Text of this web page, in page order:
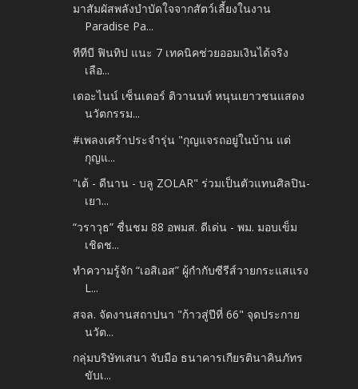
มาสัมผัสพลังบำบัดใจจากสัตว์เลี้ยงในงาน
Paradise Pa...
ทีทีบี ฟินทิป แนะ 7 เทคนิคช่วยออมเงินได้จริง
เลือ...
เดอะไนน์ เซ็นเตอร์ ติวานนท์ หนุนเยาวชนแสดง
นวัตกรรม...
#เพลงเศร้าประจำรุ่น "กุญแจรถอยู่ในบ้าน แต่
กุญแ...
"เต้ - ดีนาน - บลู ZOLAR" ร่วมเป็นตัวแทนศิลปิน-
เยา...
“วราวุธ” ชื่นชม 88 อพมส. ดีเด่น - พม. มอบเข็ม
เชิดช...
ทำความรู้จัก “เอสิเอส” ผู้กำกับซีรีส์วายกระแสแรง
L...
สจล. จัดงานสถาปนา "ก้าวสู่ปีที่ 66" จุดประกาย
นวัต...
กลุ่มบริษัทเสนา จับมือ ธนาคารเกียรตินาคินภัทร
ขับเ...